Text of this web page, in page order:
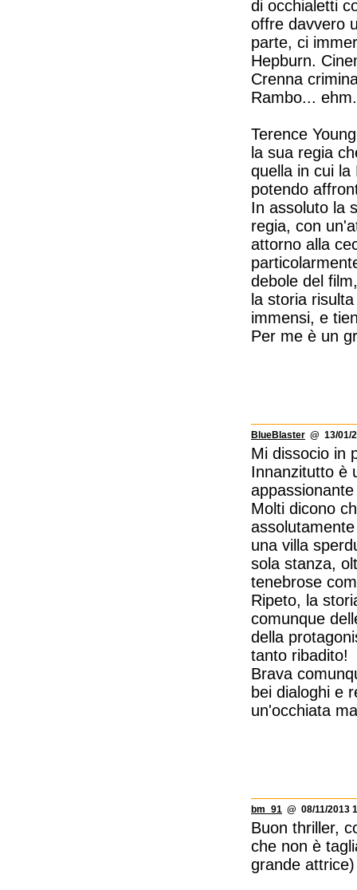
di occhialetti
offre davvero
parte, ci
Hepburn.
Crenna
Rambo...
Terence
la sua regia
quella in cui
potendo
In assoluto la
regia, con
attorno alla
debole del
la storia
immensi, e
Per me è un
BlueBlaster @ 13/01/
Mi dissocio in
Innanzitutto è
Molti dicono
una villa
sola stanza,
tenebrose
Ripeto, la
comunque
della
tanto ribadito!
Brava
bei dialoghi e
un'occhiata
bm_91 @ 08/11/2013
Buon thriller,
che non è
grande